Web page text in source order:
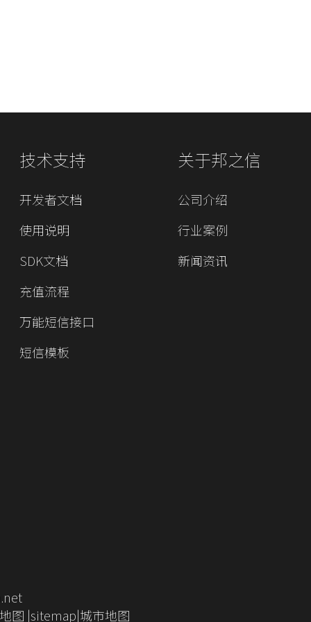
技术支持
开发者文档
使用说明
SDK文档
充值流程
万能短信接口
短信模板
关于邦之信
公司介绍
行业案例
新闻资讯
图 |sitemap|城市地图